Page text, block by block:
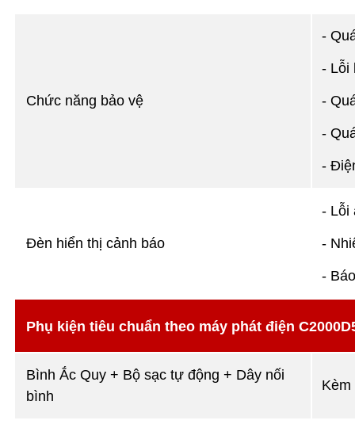
Chức năng bảo vệ
-
- Lỗi
-
-
-
Đèn hiển thị cảnh báo
- Lỗi
-
-
Phụ kiện tiêu chuẩn theo máy phát điện
Bình Ắc Quy + Bộ sạc tự động + Dây nối
bình
Kèm